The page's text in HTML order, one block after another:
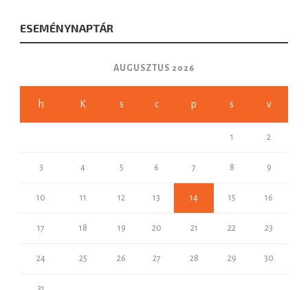
ESEMÉNYNAPTÁR
AUGUSZTUS 2026
h K s c p s v
1 2
3 4 5 6 7 8 9
10 11 12 13 14 15 16
17 18 19 20 21 22 23
24 25 26 27 28 29 30